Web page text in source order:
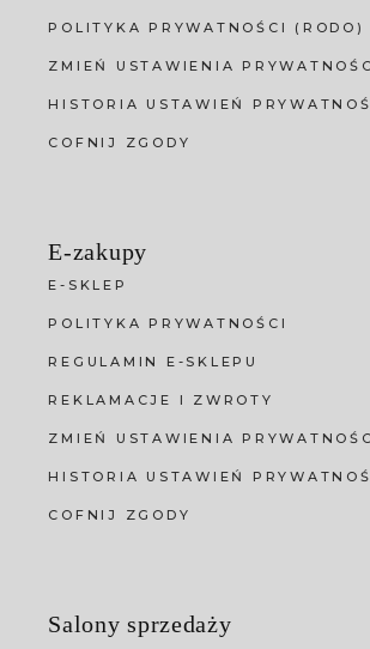
POLITYKA PRYWATNOŚCI (RODO)
ZMIEŃ USTAWIENIA
HISTORIA USTAWIEŃ
COFNIJ ZGODY
E-zakupy
E-SKLEP
POLITYKA PRYWATNOŚCI
REGULAMIN E-SKLEPU
REKLAMACJE I ZWROTY
ZMIEŃ USTAWIENIA
HISTORIA USTAWIEŃ
COFNIJ ZGODY
Salony sprzedaży